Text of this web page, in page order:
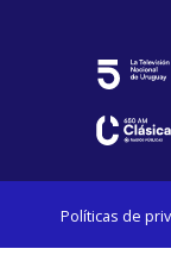
Políticas de